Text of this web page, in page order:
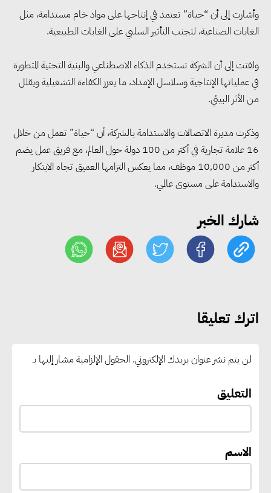
وأشارت إلى أن “حياة” تعتمد في إنتاجها على مواد خام مستدامة، مثل
الغابات الصناعية، لتجنب التأثير السلبي على الغابات الطبيعية.
ولفتت إلى أن الشركة تستخدم الذكاء الاصطناعي والبنية التحتية المتطورة
في عملياتها الإنتاجية وسلاسل الإمداد، ما يعزز الكفاءة التشغيلية ويقلل
من الأثر البيئي.
وذكرت مديرة الاتصالات والاستدامة بالشركة، أن “حياة” تعمل من خلال
16 علامة تجارية في أكثر من 100 دولة حول العالم، مع فريق عمل يضم
أكثر من 10,000 موظف، مما يعكس التزامها العميق تجاه الابتكار
والاستدامة على مستوى عالمي.
شارك الخبر
اترك تعليقا
لن يتم نشر عنوان بريدك الإلكتروني. الحقول الإلزامية مشار إليها بـ
التعليق
الاسم
مجلس الوزراء: تراجع معدل
البطالة في مصر إلى 5.8% خلال
وزير الصناعة يبحث مع البرازيل و
الصين تعزيز الشراكات الصناعية
وجذب استثمارات جديدة إلى مصر
رغبات المرحلة الأولى.. والوزارة تدعو
الطلاب إلى سرعة التسجيل وعدم
يعمل على تطوير موقعه الإلكتروني
إيفل تستثمر ما يصل إلى 130